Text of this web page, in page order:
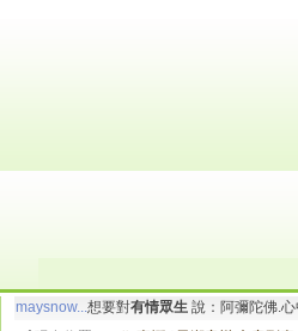
maysnow...想要對有情眾生 說：阿彌陀佛.